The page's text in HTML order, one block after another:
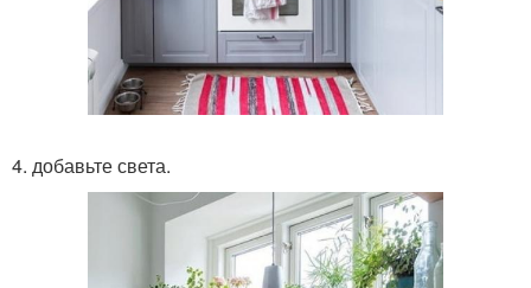
4. добавьте света.